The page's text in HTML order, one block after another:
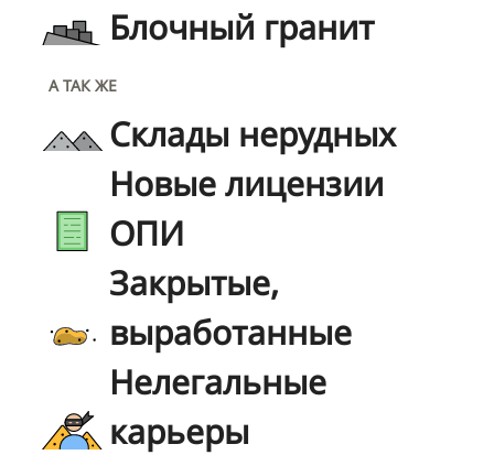
Блочный гранит
А ТАК ЖЕ
Склады нерудных
Новые лицензии
ОПИ
Закрытые,
выработанные
Нелегальные
карьеры